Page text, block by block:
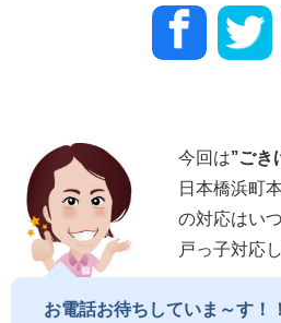
今回は”ごき
日本橋浜町
の対応はい
戸っ子対応
お電話お待ちしていま～す！